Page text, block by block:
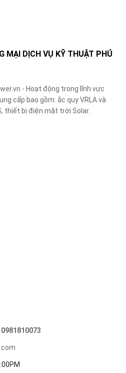
MẠI DỊCH VỤ KỸ THUẬT PHÚ
- Hoạt động trong lĩnh vực
cấp bao gồm: ắc quy VRLA và
thiết bị điện mặt trời Solar.
0981810073